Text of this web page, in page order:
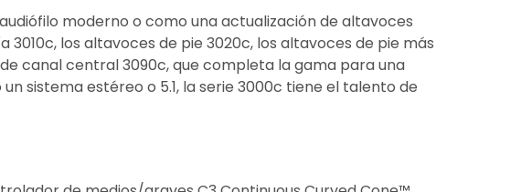
moderno o como una actualización de altavoces
los altavoces de pie 3020c, los altavoces de pie más
canal central 3090c, que completa la gama para una
sistema estéreo o 5.1, la serie 3000c tiene el talento de